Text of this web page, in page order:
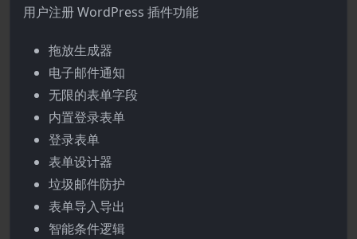
用户注册 WordPress 插件功能
拖放生成器
电子邮件通知
无限的表单字段
内置登录表单
登录表单
表单设计器
垃圾邮件防护
表单导入导出
智能条件逻辑